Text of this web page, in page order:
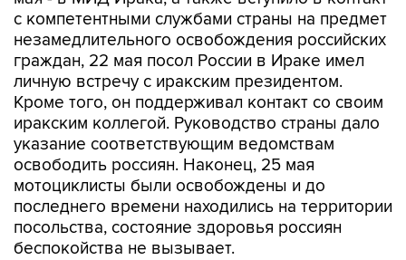
с компетентными службами страны на предмет
незамедлительного освобождения российских
граждан, 22 мая посол России в Ираке имел
личную встречу с иракским президентом.
Кроме того, он поддерживал контакт со своим
иракским коллегой. Руководство страны дало
указание соответствующим ведомствам
освободить россиян. Наконец, 25 мая
мотоциклисты были освобождены и до
последнего времени находились на территории
посольства, состояние здоровья россиян
беспокойства не вызывает.